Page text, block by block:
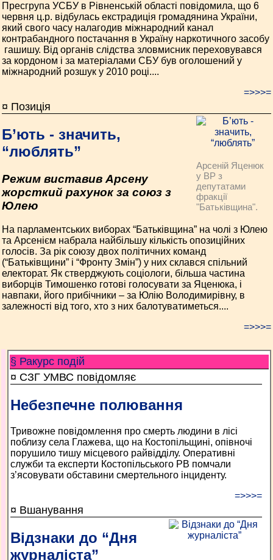
Прес­група УСБУ в Рівненській області повідомила, що 6
червня ц.р. відбулась екстрадиція громадянина України,
який свого часу налагодив міжнародний канал
контрабандного пос­тачання в Україну наркотичного засобу
­ гашишу. Від органів слідства зловмисник переховувався
за кордоном і за матеріалами СБУ був оголошений у
міжнародний розшук у 2010 році....
=>>>=
¤ Позиція
Арсеній Яценюк
у ВР з
депутатами
фракції
"Батьківщина".
Б’ють - значить,
“люблять”
Режим виставив Арсену
жорсткий рахунок за союз з
Юлею
На парламентських виборах “Батьківщина” на чолі з Юлею
та Арсенієм набрала найбільшу кількість опозиційних
голосів. За рік союзу двох політичних команд
(“Батьківщини” і “Фронту Змін”) у них склався спільний
електорат. Як стверджують соціологи, більша частина
виборців Тимошенко готові голосувати за Яценюка, і
навпаки, його прибічники – за Юлію Володимирівну, в
залежності від того, хто з них балотуватиметься....
=>>>=
§ Ракурс подій
¤ СЗГ УМВС повідомляє
Небезпечне полювання
Тривожне повідомлення про смерть людини в лісі
поблизу села Глажева, що на Костопільщині, опівночі
порушило тишу місцевого райвідділу. Оперативні
служби та експерти Костопільського РВ помчали
з’ясовувати обставини смертельного інциденту.
=>>>=
¤ Вшанування
Відзнаки до “Дня
журналіста”